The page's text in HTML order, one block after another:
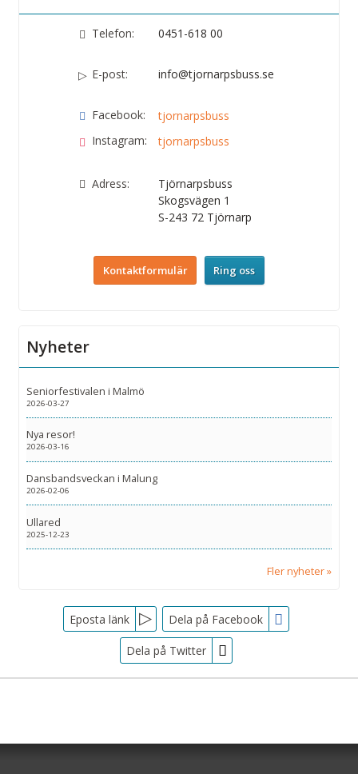
Telefon: 0451-618 00
E-post: info@tjornarpsbuss.se
Facebook:
tjornarpsbuss
Instagram:
tjornarpsbuss
Adress:
Tjörnarpsbuss
Skogsvägen 1
S-243 72 Tjörnarp
Kontaktformulär Ring oss
Nyheter
Seniorfestivalen i Malmö
2026-03-27
Nya resor!
2026-03-16
Dansbandsveckan i Malung
2026-02-06
Ullared
2025-12-23
Fler nyheter
FacebookEposta länk Dela på Facebook
Dela på Twitter
Jag samtycker till dataskyddspolicyn.